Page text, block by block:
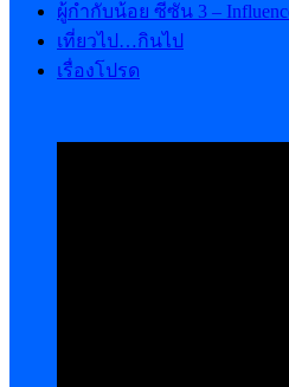
ผู้กำกับน้อย ซีซัน 3 –
เที่ยวไป…กินไป
เรื่องโปรด